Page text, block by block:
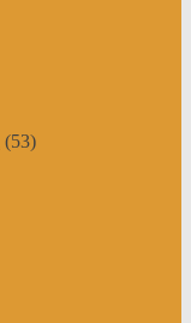
(53)